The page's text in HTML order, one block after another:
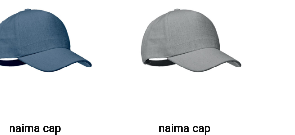
ΖΗΤΗΣΤΕ ΠΡΟΣΦΟΡΑ
naima cap ΖΗΤΗΣΤΕ ΠΡΟΣΦΟΡΑ
naima cap